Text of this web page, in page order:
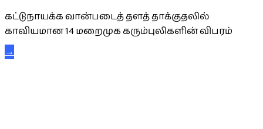
கட்டுநாயக்க வான்படைத் தளத் தாக்குதலில்
காவியமான 14 மறைமுக கரும்புலிகளின் விபரம்
→